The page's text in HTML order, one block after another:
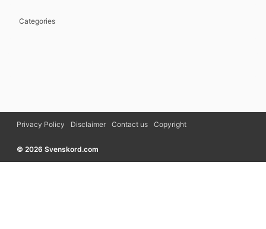
Categories
Privacy Policy Disclaimer Contact us Copyright
© 2026 Svenskord.com